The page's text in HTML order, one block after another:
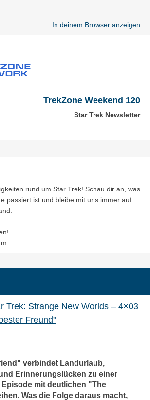
In deinem Browser anzeigen
TrekZone Weekend 120
Star Trek Newsletter
rund um Star Trek! Schau dir an, was
passiert ist und bleibe mit uns immer auf
Trek: Strange New Worlds – 4×03
Freund"
verbindet Landurlaub,
Erinnerungslücken zu einer
mit deutlichen "The
Was die Folge daraus macht,